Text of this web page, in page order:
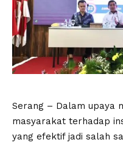
Serang – Dalam upaya
masyarakat terhadap
yang efektif jadi salah